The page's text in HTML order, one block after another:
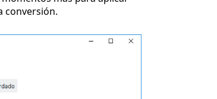
conversión.